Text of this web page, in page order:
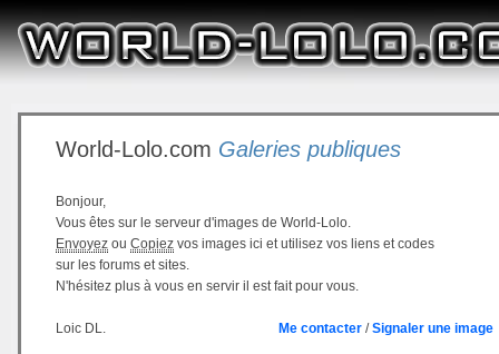
World-Lolo.com Galeries publiques
Bonjour,
Vous êtes sur le serveur d'images de World-Lolo.
Envoyez ou Copiez vos images ici et utilisez vos liens et codes
sur les forums et sites.
N'hésitez plus à vous en servir il est fait pour vous.
Loic DL. Me contacter /Signaler une image